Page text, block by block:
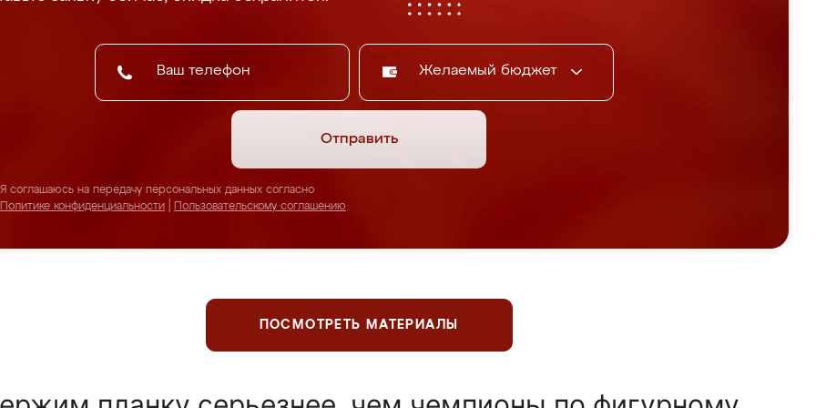
Желаемый бюджет
Отправить
Я соглашаюсь на передачу персональных данных согласно
Политике конфиденциальности
Пользовательскому соглашению
ПОСМОТРЕТЬ МАТЕРИАЛЫ